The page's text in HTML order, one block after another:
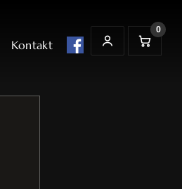
Kontakt MOJE KONTO
0
K
o